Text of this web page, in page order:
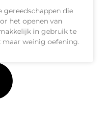
gereedschappen die
het openen van
in gebruik te
maar weinig oefening.